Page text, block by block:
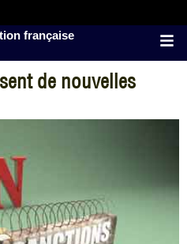
française
de nouvelles